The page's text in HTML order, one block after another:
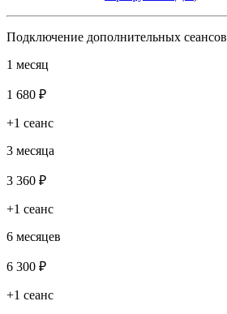
Подключение дополнительных сеансов
1 месяц
1 680 ₽
+1 сеанс
3 месяца
3 360 ₽
+1 сеанс
6 месяцев
6 300 ₽
+1 сеанс